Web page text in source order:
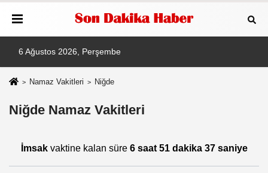
6 Ağustos 2026, Perşembe
Namaz Vakitleri Niğde
Niğde Namaz Vakitleri
İmsakvaktine kalan süre 6 saat 51 dakika 37 saniye